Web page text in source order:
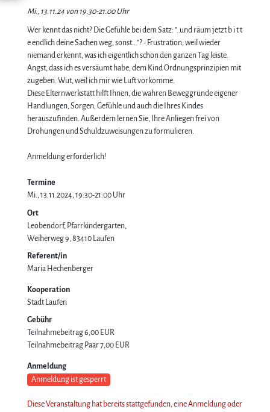
Mi., 13.11.24 von 19.30-21.00 Uhr
Wer kennt das nicht? Die Gefühle bei dem Satz: "..und räum jetzt b i t t
e endlich deine Sachen weg, sonst..."? - Frustration, weil wieder
niemand erkennt, was ich eigentlich schon den ganzen Tag leiste.
Angst, dass ich es versäumt habe, dem Kind Ordnungsprinzipien mit
zugeben. Wut, weil ich mir wie Luft vorkomme.
Diese Elternwerkstatt hilft Ihnen, die wahren Beweggründe eigener
Handlungen, Sorgen, Gefühle und auch die Ihres Kindes
herauszufinden. Außerdem lernen Sie, Ihre Anliegen frei von
Drohungen und Schuldzuweisungen zu formulieren.
Anmeldung erforderlich!
Termine
Mi., 13.11.2024, 19:30-21:00 Uhr
Ort
Leobendorf, Pfarrkindergarten
Weiherweg 9 83410 Laufen
Referent/in
Maria Hechenberger
Kooperation
Stadt Laufen
Gebühr
Teilnahmebeitrag6,00 EUR
Teilnahmebeitrag Paar7,00 EUR
Anmeldung
Anmeldung ist gesperrt
Diese Veranstaltung hat bereits stattgefunden, eine Anmeldung oder